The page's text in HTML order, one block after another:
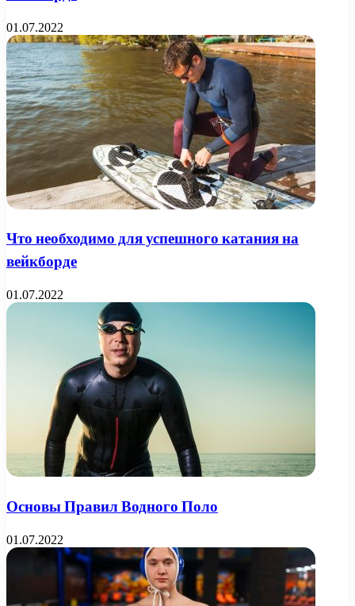
01.07.2022
Что необходимо для успешного катания на
вейкборде
01.07.2022
Основы Правил Водного Поло
01.07.2022